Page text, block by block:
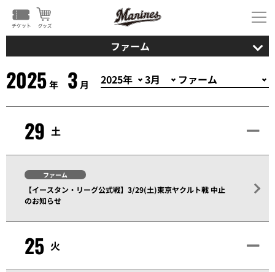
ファーム
2025年 3 月
29 土
ファーム
【イースタン・リーグ公式戦】3/29(土)東京ヤクルト戦 中止
のお知らせ
25 火